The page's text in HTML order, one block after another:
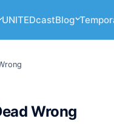
UNITEDcastBlog
Wrong